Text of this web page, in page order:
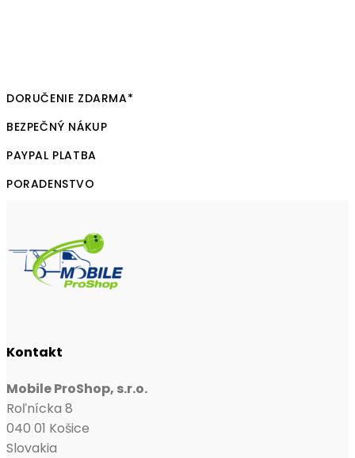
DORUČENIE ZDARMA*
BEZPEČNÝ NÁKUP
PAYPAL PLATBA
PORADENSTVO
Kontakt
Mobile ProShop, s.r.o.
Roľnícka 8
040 01 Košice
Slovakia